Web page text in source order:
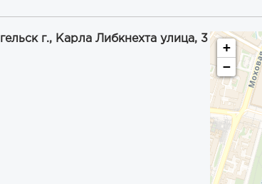
г., Карла Либкнехта улица, 3
+
−